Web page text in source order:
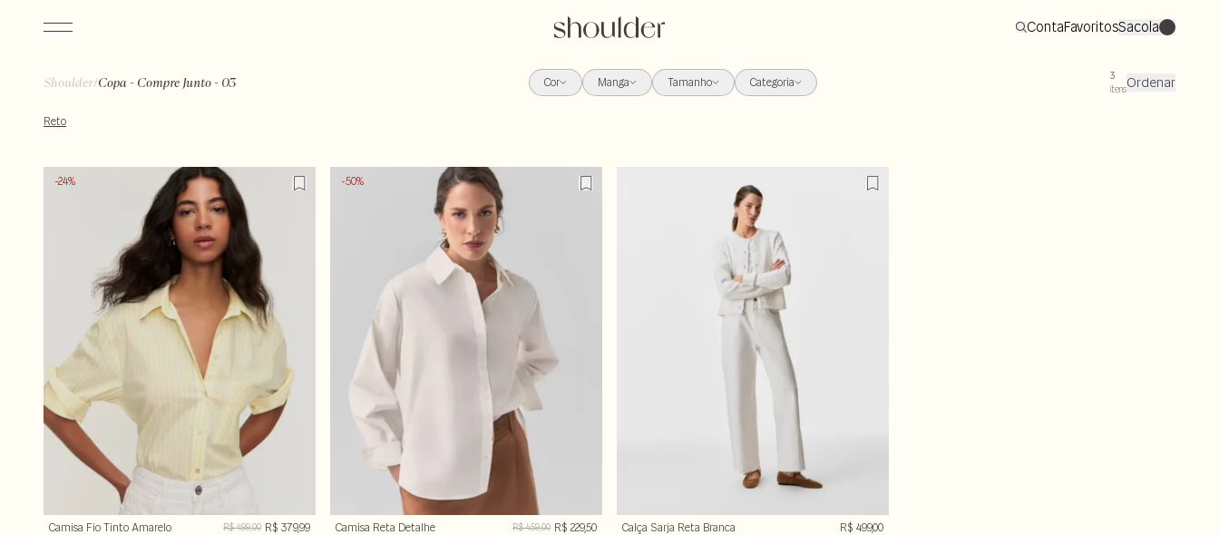
ContaFavoritosSacola
Shoulder/Copa - Compre Junto - 03 Cor Manga Tamanho Categoria
3
itensOrdenar
Reto
-24%
Camisa Fio Tinto Amarelo R$ 499,00 R$ 379,99
-50%
Camisa Reta Detalhe
R$ 459,00 R$ 229,50 Calça Sarja Reta Branca R$ 499,00